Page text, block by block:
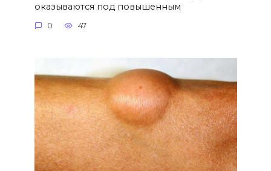
оказываются под повышенным
0 47